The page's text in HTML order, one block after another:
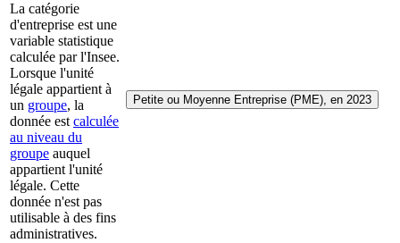
La catégorie
d'entreprise est une
variable statistique
calculée par l'Insee.
Lorsque l'unité
légale appartient à
un groupe, la
donnée est calculée
au niveau du
groupe auquel
appartient l'unité
légale. Cette
donnée n'est pas
utilisable à des fins
administratives.
Petite ou Moyenne Entreprise (PME), en 2023